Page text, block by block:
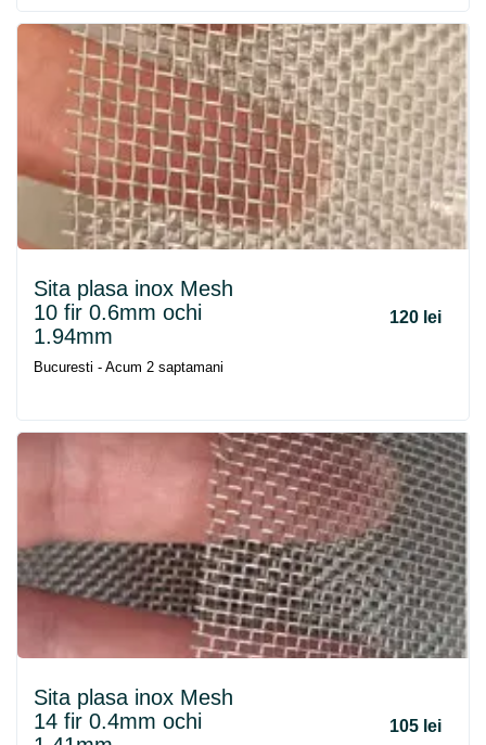
Sita plasa inox Mesh
10 fir 0.6mm ochi
1.94mm
120 lei
Bucuresti - Acum 2 saptamani
Sita plasa inox Mesh
14 fir 0.4mm ochi
105 lei